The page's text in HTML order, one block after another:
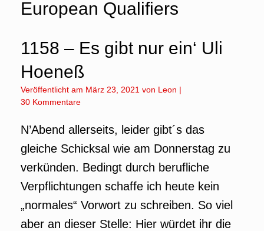
European Qualifiers
1158 – Es gibt nur ein‘ Uli
Hoeneß
Veröffentlicht am März 23, 2021 von Leon |
30 Kommentare
N’Abend allerseits, leider gibt´s das
gleiche Schicksal wie am Donnerstag zu
verkünden. Bedingt durch berufliche
Verpflichtungen schaffe ich heute kein
„normales“ Vorwort zu schreiben. So viel
aber an dieser Stelle: Hier würdet ihr die